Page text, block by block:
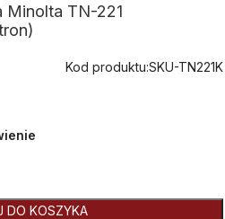
Minolta TN-221
Kod produktu:SKU-TN221K
DO KOSZYKA